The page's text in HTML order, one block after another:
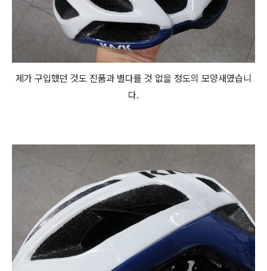
제가 구입했던 것도 진품과 별다를 것 없을 정도의 모양새였습니
다.